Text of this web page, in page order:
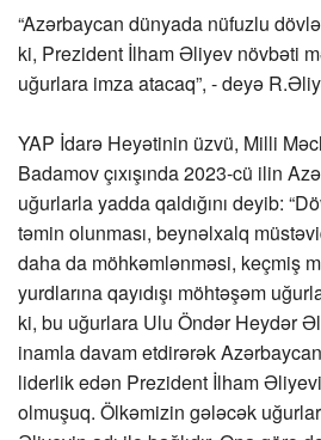
“Azərbaycan dünyada nüfuzlu
ki, Prezident İlham Əliyev növbəti
uğurlara imza atacaq”, - deyə
YAP İdarə Heyətinin üzvü, Milli
Badamov çıxışında 2023-cü ilin
uğurlarla yadda qaldığını deyib:
təmin olunması, beynəlxalq
daha da möhkəmlənməsi, keçmiş
yurdlarına qayıdışı möhtəşəm
ki, bu uğurlara Ulu Öndər Heydər
inamla davam etdirərək
liderlik edən Prezident İlham
olmuşuq. Ölkəmizin gələcək